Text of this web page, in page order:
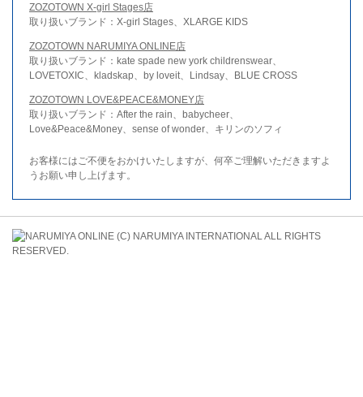
ZOZOTOWN X-girl Stages店
取り扱いブランド：X-girl Stages、XLARGE KIDS
ZOZOTOWN NARUMIYA ONLINE店
取り扱いブランド：kate spade new york childrenswear、
LOVETOXIC、kladskap、by loveit、Lindsay、BLUE CROSS
ZOZOTOWN LOVE&PEACE&MONEY店
取り扱いブランド：After the rain、babycheer、
Love&Peace&Money、sense of wonder、キリンのソフィ
お客様にはご不便をおかけいたしますが、何卒ご理解いただきますよ
うお願い申し上げます。